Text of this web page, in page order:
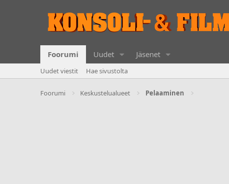
Foorumi Uudet Jäsenet
Uudet viestit Hae sivustolta
Foorumi Keskustelualueet Pelaaminen